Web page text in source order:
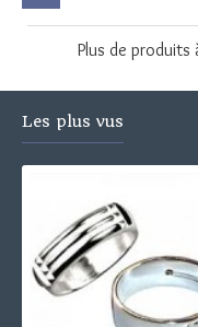
Plus de
Les plus vus